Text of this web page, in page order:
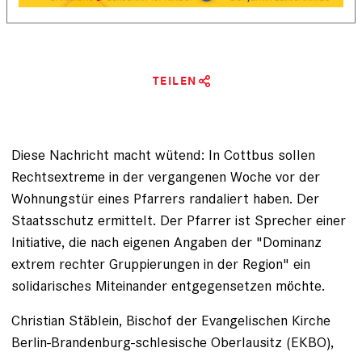
TEILEN
Diese Nachricht macht wütend: In Cottbus sollen
Rechtsextreme in der vergangenen Woche vor der
Wohnungstür eines Pfarrers randaliert haben. Der
Staatsschutz ermittelt. Der Pfarrer ist Sprecher einer
Initiative, die nach eigenen Angaben der "Dominanz
extrem rechter Gruppierungen in der Region" ein
solidarisches Miteinander entgegensetzen möchte.
Christian Stäblein, Bischof der Evangelischen Kirche
Berlin-Brandenburg-schlesische Oberlausitz (EKBO),